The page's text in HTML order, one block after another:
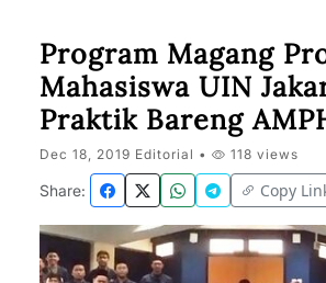
Program Magang
Mahasiswa UIN
Praktik Bareng
Dec 18, 2019 Editorial • 118 views
Share: Copy